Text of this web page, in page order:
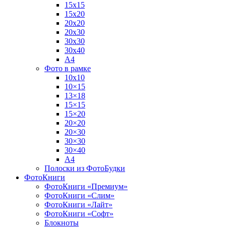
15х15
15х20
20х20
20х30
30х30
30х40
А4
Фото в рамке
10х10
10×15
13×18
15×15
15×20
20×20
20×30
30×30
30×40
A4
Полоски из ФотоБудки
ФотоКниги
ФотоКниги «Премиум»
ФотоКниги «Слим»
ФотоКниги «Лайт»
ФотоКниги «Софт»
Блокноты